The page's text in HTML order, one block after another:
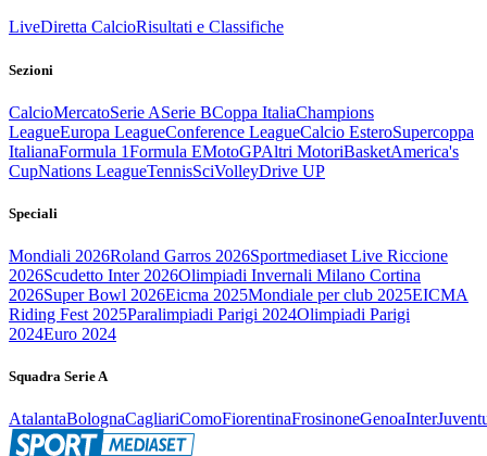
LiveDiretta CalcioRisultati e Classifiche
Sezioni
CalcioMercatoSerie ASerie BCoppa ItaliaChampions
LeagueEuropa LeagueConference LeagueCalcio EsteroSupercoppa
ItalianaFormula 1Formula EMotoGPAltri MotoriBasketAmerica's
CupNations LeagueTennisSciVolleyDrive UP
Speciali
Mondiali 2026Roland Garros 2026Sportmediaset Live Riccione
2026Scudetto Inter 2026Olimpiadi Invernali Milano Cortina
2026Super Bowl 2026Eicma 2025Mondiale per club 2025EICMA
Riding Fest 2025Paralimpiadi Parigi 2024Olimpiadi Parigi
2024Euro 2024
Squadra Serie A
AtalantaBolognaCagliariComoFiorentinaFrosinoneGenoaInter